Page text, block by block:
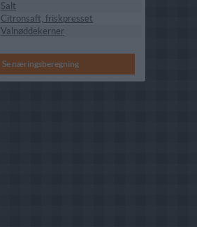
Salt
Citronsaft, friskpresset
Valnøddekerner
Se næringsberegning